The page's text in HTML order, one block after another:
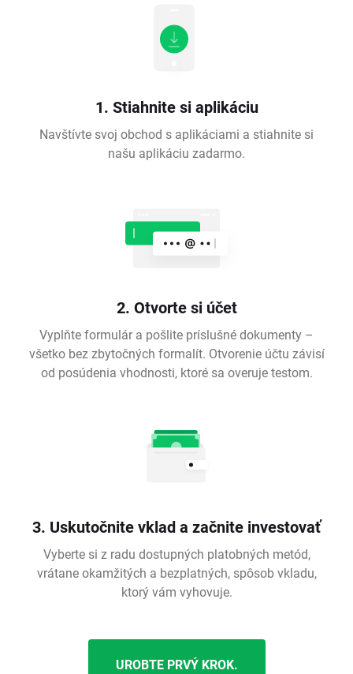
1. Stiahnite si aplikáciu
Navštívte svoj obchod s aplikáciami a stiahnite si
našu aplikáciu zadarmo.
2. Otvorte si účet
Vyplňte formulár a pošlite príslušné dokumenty –
všetko bez zbytočných formalít. Otvorenie účtu závisí
od posúdenia vhodnosti, ktoré sa overuje testom.
3. Uskutočnite vklad a začnite investovať
Vyberte si z radu dostupných platobných metód,
vrátane okamžitých a bezplatných, spôsob vkladu,
ktorý vám vyhovuje.
UROBTE PRVÝ KROK.